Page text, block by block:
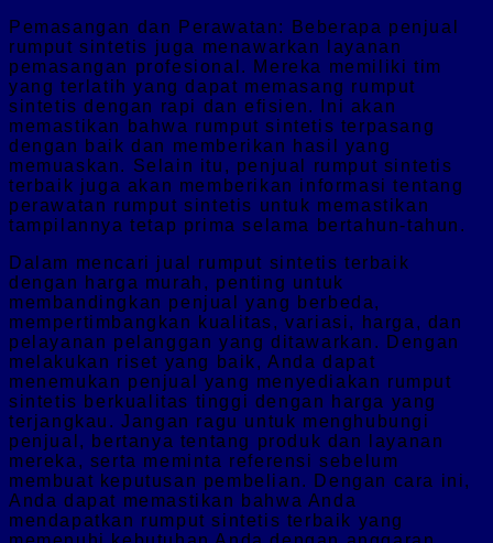
Pemasangan dan Perawatan: Beberapa penjual
rumput sintetis juga menawarkan layanan
pemasangan profesional. Mereka memiliki tim
yang terlatih yang dapat memasang rumput
sintetis dengan rapi dan efisien. Ini akan
memastikan bahwa rumput sintetis terpasang
dengan baik dan memberikan hasil yang
memuaskan. Selain itu, penjual rumput sintetis
terbaik juga akan memberikan informasi tentang
perawatan rumput sintetis untuk memastikan
tampilannya tetap prima selama bertahun-tahun.
Dalam mencari jual rumput sintetis terbaik
dengan harga murah, penting untuk
membandingkan penjual yang berbeda,
mempertimbangkan kualitas, variasi, harga, dan
pelayanan pelanggan yang ditawarkan. Dengan
melakukan riset yang baik, Anda dapat
menemukan penjual yang menyediakan rumput
sintetis berkualitas tinggi dengan harga yang
terjangkau. Jangan ragu untuk menghubungi
penjual, bertanya tentang produk dan layanan
mereka, serta meminta referensi sebelum
membuat keputusan pembelian. Dengan cara ini,
Anda dapat memastikan bahwa Anda
mendapatkan rumput sintetis terbaik yang